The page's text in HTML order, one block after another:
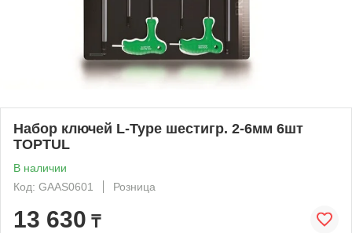
Набор ключей L-Type шестигр. 2-6мм 6шт
TOPTUL
В наличии
Код: GAAS0601
Розница
13 630 ₸